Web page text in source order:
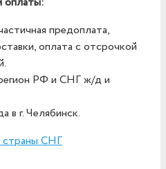
предоплата,
оплата с отсрочкой
РФ и СНГ ж/д и
в г. Челябинск.
страны СНГ